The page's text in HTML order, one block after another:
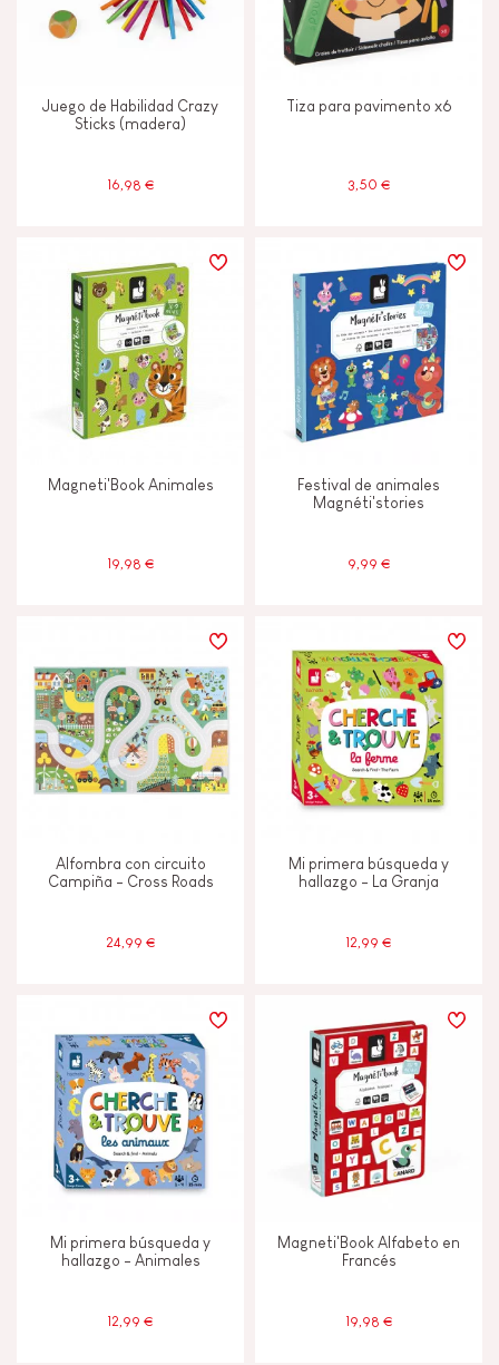
Juego de Habilidad Crazy
Sticks (madera)
16,98 €
Tiza para pavimento x6
3,50 €
Magneti'Book Animales
19,98 €
Festival de animales
Magnéti'stories
9,99 €
Alfombra con circuito
Campiña - Cross Roads
24,99 €
Mi primera búsqueda y
hallazgo - La Granja
12,99 €
Mi primera búsqueda y
hallazgo - Animales
12,99 €
Magneti'Book Alfabeto en
Francés
19,98 €